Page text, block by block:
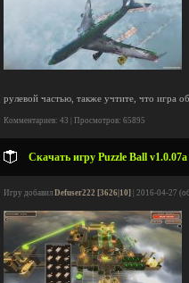
рулевой частью, также учтите, что игра
Комментариев: 43 | Просмотров: 65895
Скачать игру Puzzle Ball
Игру добавил Defuser222 [3626|10] | 2016-04-27